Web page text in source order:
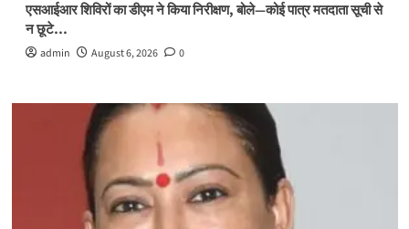
एसआईआर शिविरों का डीएम ने किया निरीक्षण, बोले—कोई पात्र मतदाता सूची से
न छूटे…
admin August 6, 2026 0